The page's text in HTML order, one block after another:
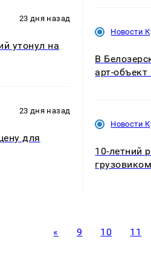
23 дня назад
утонул на
23 дня назад
для
Новости
В
арт-
Новости
10-летний
« 9 10 11